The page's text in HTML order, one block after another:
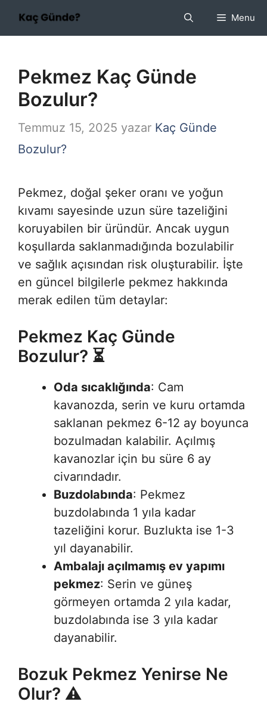
Menu
Pekmez Kaç Günde
Bozulur?
Temmuz 15, 2025 yazar Kaç Günde
Bozulur?
Pekmez, doğal şeker oranı ve yoğun
kıvamı sayesinde uzun süre tazeliğini
koruyabilen bir üründür. Ancak uygun
koşullarda saklanmadığında bozulabilir
ve sağlık açısından risk oluşturabilir. İşte
en güncel bilgilerle pekmez hakkında
merak edilen tüm detaylar:
Pekmez Kaç Günde
Bozulur? ⏳
Oda sıcaklığında: Cam
kavanozda, serin ve kuru ortamda
saklanan pekmez 6-12 ay boyunca
bozulmadan kalabilir. Açılmış
kavanozlar için bu süre 6 ay
civarındadır.
Buzdolabında: Pekmez
buzdolabında 1 yıla kadar
tazeliğini korur. Buzlukta ise 1-3
yıl dayanabilir.
Ambalajı açılmamış ev yapımı
pekmez: Serin ve güneş
görmeyen ortamda 2 yıla kadar,
buzdolabında ise 3 yıla kadar
dayanabilir.
Bozuk Pekmez Yenirse Ne
Olur? ⚠️